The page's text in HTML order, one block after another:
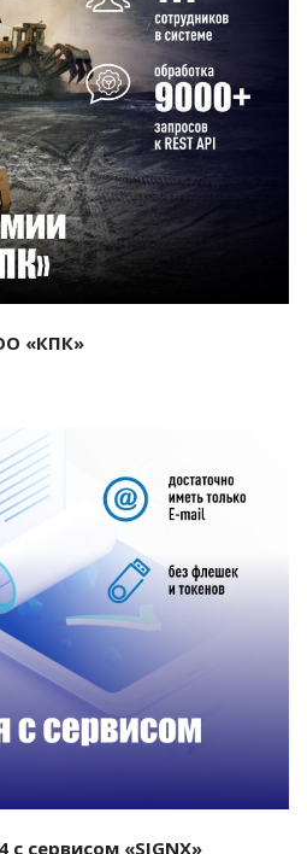
проект
«КПК»
проект
сервисом «SIGNX»